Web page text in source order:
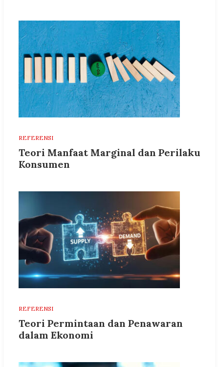
REFERENSI
Teori Manfaat Marginal dan Perilaku
Konsumen
REFERENSI
Teori Permintaan dan Penawaran
dalam Ekonomi